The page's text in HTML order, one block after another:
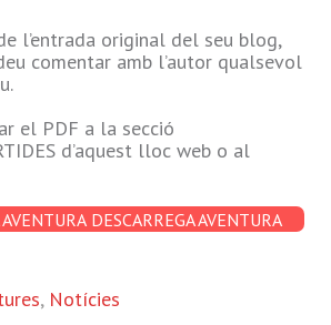
l’entrada original del seu blog,
comentar amb l’autor qualsevol
el PDF a la secció
d’aquest lloc web o al
DESCARREGA AVENTURA
, Notícies